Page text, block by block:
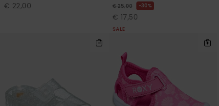
€ 22,00 € 25,00 30%
€ 17,50
SALE